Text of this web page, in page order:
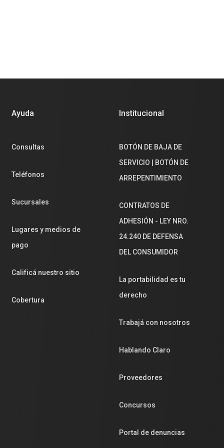
Ayuda
Consultas
Teléfonos
Sucursales
Lugares y medios de
pago
Calificá nuestro sitio
Cobertura
Institucional
BOTÓN DE BAJA DE
SERVICIO | BOTÓN DE
ARREPENTIMIENTO
CONTRATOS DE
ADHESIÓN - LEY NRO.
24.240 DE DEFENSA
DEL CONSUMIDOR
La portabilidad es tu
derecho
Trabajá con nosotros
Hablando Claro
Proveedores
Concursos
Portal de denuncias